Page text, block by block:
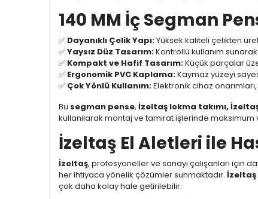
140 MM İç Segman
✅ Dayanıklı Çelik Yapı:Yüksek kaliteli çelikten
✅Yaysız Düz Tasarım:Kontrollü kullanım
✅ Kompakt ve Hafif Tasarım:Küçük parçalar
✅ Ergonomik PVC Kaplama:Kaymaz yüzeyi
✅ Çok Yönlü Kullanım:Elektronik cihaz
Bu segman pense, İzeltaş lokma takımı,
kullanılarak montaj ve tamirat işlerinde maksimum
İzeltaş El Aletleri ile
İzeltaş, profesyoneller ve sanayi çalışanları için
her ihtiyaca yönelik çözümler sunmaktadır. İzeltaş
çok daha kolay hale getirilebilir.